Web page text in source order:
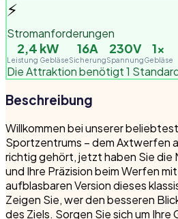
⚡
Stromanforderungen
2,4 kW
Leistung Gebläse
16A
Sicherung
230V
Spannung
1×
Gebläse
Die Attraktion benötigt 1
Beschreibung
Willkommen bei unserer
Sportzentrums – dem Axtwerfen
richtig gehört, jetzt haben Sie die
und Ihre Präzision beim Werfen
aufblasbaren Version dieses
Zeigen Sie, wer den besseren
des Ziels. Sorgen Sie sich um Ihre